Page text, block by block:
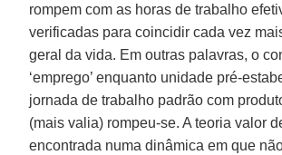
rompem com as horas de trabalho
verificadas para coincidir cada vez
geral da vida. Em outras palavras, o
‘emprego’ enquanto unidade pré-
jornada de trabalho padrão com
(mais valia) rompeu-se. A teoria valor
encontrada numa dinâmica em que